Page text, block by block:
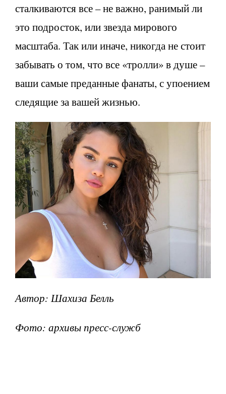
сталкиваются все – не важно, ранимый ли
это подросток, или звезда мирового
масштаба. Так или иначе, никогда не стоит
забывать о том, что все «тролли» в душе –
ваши самые преданные фанаты, с упоением
следящие за вашей жизнью.
Автор: Шахиза Белль
Фото: архивы пресс-служб